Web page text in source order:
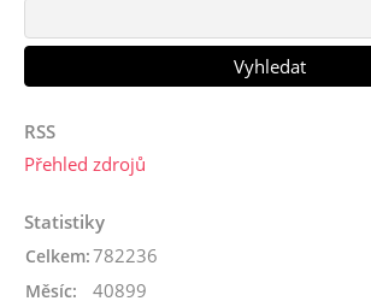
RSS
Přehled zdrojů
Statistiky
Celkem:782236
Měsíc: 40899